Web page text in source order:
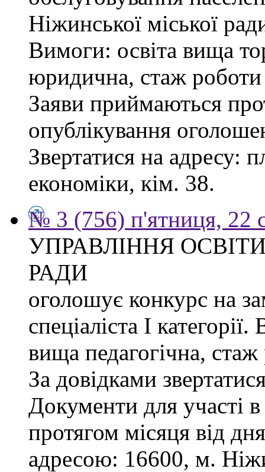
Ніжинської міської
Вимоги: освіта вища
юридична, стаж
Заяви приймаються
опублікування
Звертатися на адресу:
економіки, кім. 38.
№ 3 (756) п'ятниця, 22
УПРАВЛІННЯ
РАДИ
оголошує конкурс на
спеціаліста І
вища педагогічна,
За довідками
Документи для участі
протягом місяця від
адресою: 16600, м.